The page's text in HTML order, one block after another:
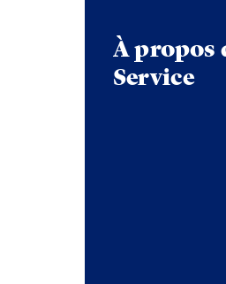
À propos
Service